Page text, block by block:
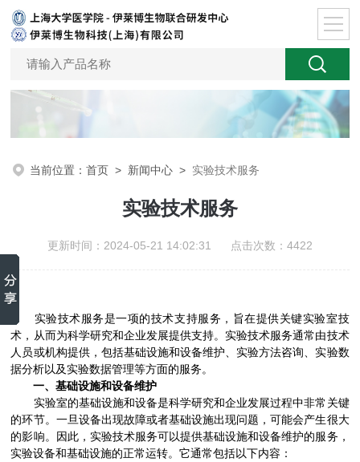
当前位置：首页 > 新闻中心 > 实验技术服务
实验技术服务
更新时间：2024-05-21 14:02:31 点击次数：4422
实验技术服务是一项的技术支持服务，旨在提供关键实验室技
术，从而为科学研究和企业发展提供支持。实验技术服务通常由技术
人员或机构提供，包括基础设施和设备维护、实验方法咨询、实验数
据分析以及实验数据管理等方面的服务。
一、基础设施和设备维护
实验室的基础设施和设备是科学研究和企业发展过程中非常关键
的环节。一旦设备出现故障或者基础设施出现问题，可能会产生很大
的影响。因此，实验技术服务可以提供基础设施和设备维护的服务，
实验设备和基础设施的正常运转。它通常包括以下内容：